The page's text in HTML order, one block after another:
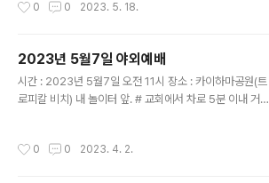
0 0 2023. 5. 18.
2023년 5월7일 야외예배
시간 : 2023년 5월7일 오전 11시 장소 : 카이하마공원(트
로피칼 비치) 내 놀이터 앞. # 교회에서 차로 5분 이내 거리
0 0 2023. 4. 2.